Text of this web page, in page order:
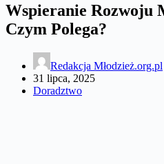
Wspieranie Rozwoju
Czym Polega?
Redakcja Młodzież.org.pl
31 lipca, 2025
Doradztwo